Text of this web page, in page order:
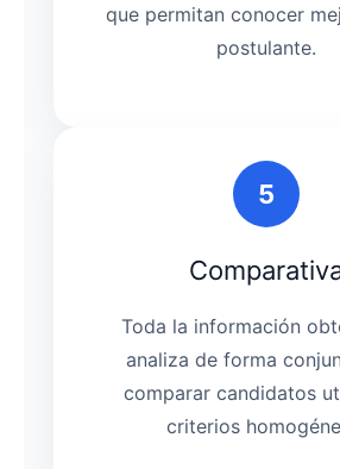
que permitan conocer
postulante.
5
Toda la información
analiza de forma
comparar candidatos
criterios